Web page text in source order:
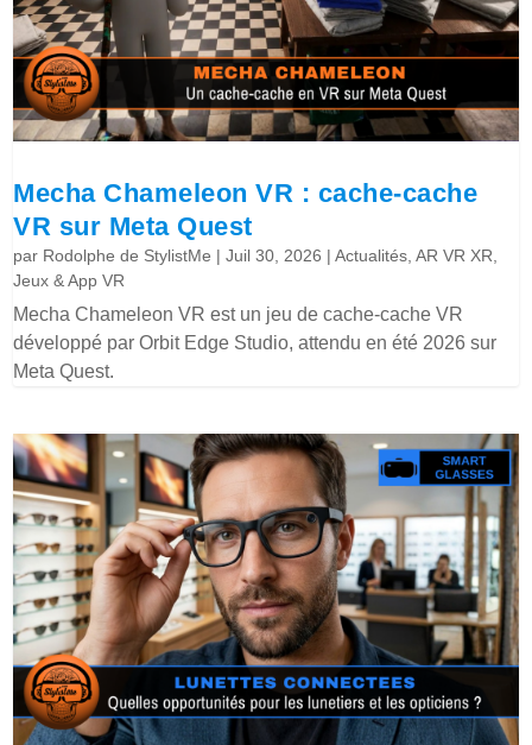
Mecha Chameleon VR : cache-cache
VR sur Meta Quest
par Rodolphe de StylistMe |Juil 30, 2026 |Actualités ,AR VR XR
Jeux & App VR
Mecha Chameleon VR est un jeu de cache-cache VR
développé par Orbit Edge Studio, attendu en été 2026 sur
Meta Quest.